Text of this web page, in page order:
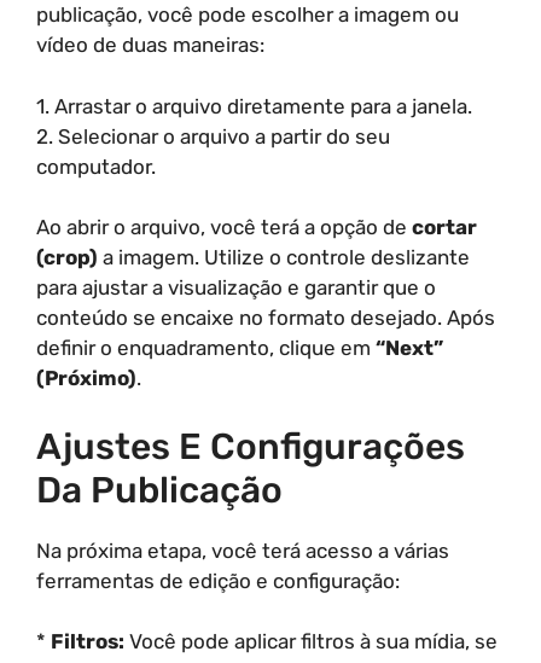
publicação, você pode escolher a imagem ou
vídeo de duas maneiras:
1. Arrastar o arquivo diretamente para a janela.
2. Selecionar o arquivo a partir do seu
computador.
Ao abrir o arquivo, você terá a opção de cortar
(crop) a imagem. Utilize o controle deslizante
para ajustar a visualização e garantir que o
conteúdo se encaixe no formato desejado. Após
definir o enquadramento, clique em “Next”
(Próximo).
Ajustes E Configurações
Da Publicação
Na próxima etapa, você terá acesso a várias
ferramentas de edição e configuração:
* Filtros: Você pode aplicar filtros à sua mídia, se